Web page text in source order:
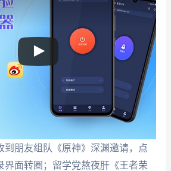
到朋友组队《原神》深渊邀请，点
界面转圈；留学党熬夜肝《王者荣